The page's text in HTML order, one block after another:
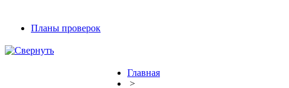
Планы проверок
Главная
>